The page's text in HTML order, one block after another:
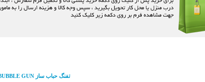
تفنگ حباب ساز BUBBLE GUN